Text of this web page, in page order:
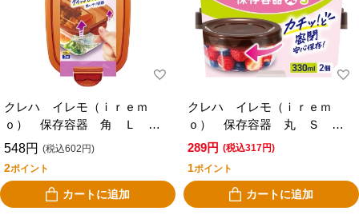
クレハ イレモ（ｉｒｅｍ
ｏ） 保存容器 角 Ｌ ３
個入り
548円 (税込602円)
2ポイント
カートに追加
クレハ イレモ（ｉｒｅｍ
ｏ） 保存容器 丸 Ｓ ２
個入り
289円 (税込317円)
1ポイント
カートに追加